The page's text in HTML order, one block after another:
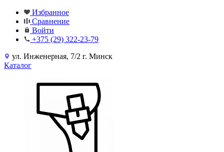
Избранное
Сравнение
Войти
+375 (29) 322-23-79
ул. Инженерная, 7/2 г. Минск
Каталог